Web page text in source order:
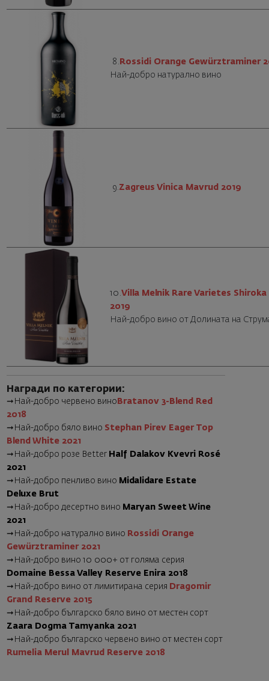
8. Rossidi Orange Gewürztraminer
Най-добро натурално вино
9.Zagreus Vinica Mavrud 2019
10.Villa Melnik Rare Varietes Shiroka
2019
Най-добро вино от Долината на
Награди по категории:
➞ Най-добро червено вино Bratanov 3-Blend Red
2018
➞ Най-добро бяло вино Stephan Pirev Eager Top
Blend White 2021
➞ Най-добро розе Better Half Dalakov Kvevri Rosé
2021
➞ Най-добро пенливо вино Midalidare Estate
Deluxe Brut
➞ Най-добро десертно вино Maryan Sweet Wine
2021
➞ Най-добро натурално вино Rossidi Orange
Gewürztraminer 2021
➞ Най-добро вино 10 000+ от голяма серия
Domaine Bessa Valley Reserve Enira 2018
➞ Най-добро вино от лимитирана серия Dragomir
Grand Reserve 2015
➞ Най-добро българско бяло вино от местен сорт
Zaara Dogma Tamyanka 2021
➞ Най-добро българско червено вино от местен сорт
Rumelia Merul Mavrud Reserve 2018